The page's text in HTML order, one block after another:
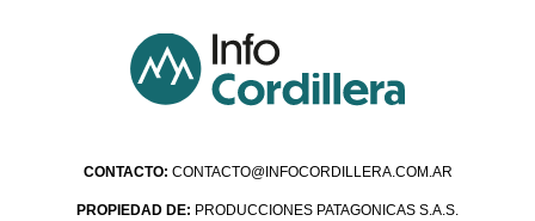
CONTACTO: CONTACTO@INFOCORDILLERA.COM.AR
PROPIEDAD DE: PRODUCCIONES PATAGONICAS S.A.S.